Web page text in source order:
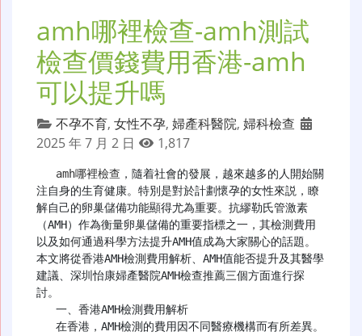
amh哪裡檢查-amh測試
檢查價錢費用香港-amh
可以提升嗎
不孕不育, 女性不孕, 婦產科醫院, 婦科檢查
2025 年 7 月 2 日
1,817
amh哪裡檢查 ，隨着社會的發展，越來越多的人開始關
注自身的生育健康。特別是對於計劃懷孕的女性來説，瞭
解自己的卵巢儲備功能顯得尤為重要。抗繆勒氏管激素
（AMH）作為衡量卵巢儲備的重要指標之一，其檢測費用
以及如何通過科學方法提升AMH值成為大家關心的話題。
本文將從香港AMH檢測費用解析、AMH值能否提升及其醫學
建議、深圳怡康婦產醫院AMH檢查推薦三個方面進行探
討。